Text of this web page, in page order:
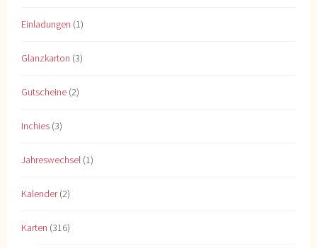
Einladungen (1)
Glanzkarton (3)
Gutscheine (2)
Inchies (3)
Jahreswechsel (1)
Kalender(2)
Karten (316)